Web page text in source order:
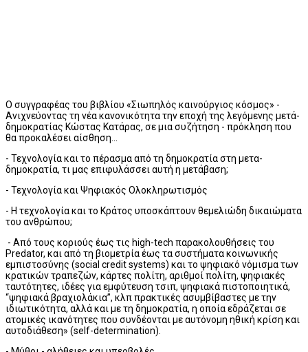
Ο συγγραφέας του βιβλίου «Σιωπηλός καινούργιος κόσμος» -
Ανιχνεύοντας τη νέα κανονικότητα την εποχή της λεγόμενης μετά-
δημοκρατίας Κώστας Κατάρας, σε μια συζήτηση - πρόκληση που
θα προκαλέσει αίσθηση…
- Τεχνολογία και το πέρασμα από τη δημοκρατία στη μετα-
δημοκρατία, τι μας επιφυλάσσει αυτή η μετάβαση;
- Τεχνολογία και Ψηφιακός Ολοκληρωτισμός
- Η τεχνολογία και το Κράτος υποσκάπτουν θεμελιώδη δικαιώματα
του ανθρώπου;
- Από τους κοριούς έως τις high-tech παρακολουθήσεις του
Predator, και από τη βιομετρία έως τα συστήματα κοινωνικής
εμπιστοσύνης (social credit systems) και το ψηφιακό νόμισμα των
κρατικών τραπεζών, κάρτες πολίτη, αριθμοί πολίτη, ψηφιακές
ταυτότητες, ιδέες για εμφύτευση τσιπ, ψηφιακά πιστοποιητικά,
“ψηφιακά βραχιολάκια”, κλπ πρακτικές ασυμβίβαστες με την
ιδιωτικότητα, αλλά και με τη δημοκρατία, η οποία εδράζεται σε
ατομικές ικανότητες που συνδέονται με αυτόνομη ηθική κρίση και
αυτοδιάθεση» (self-determination).